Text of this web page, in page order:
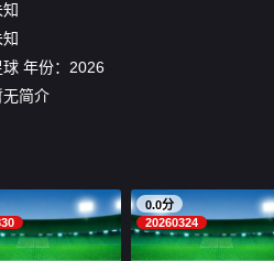
球 年份： 2026
简介
0.0分
20260324